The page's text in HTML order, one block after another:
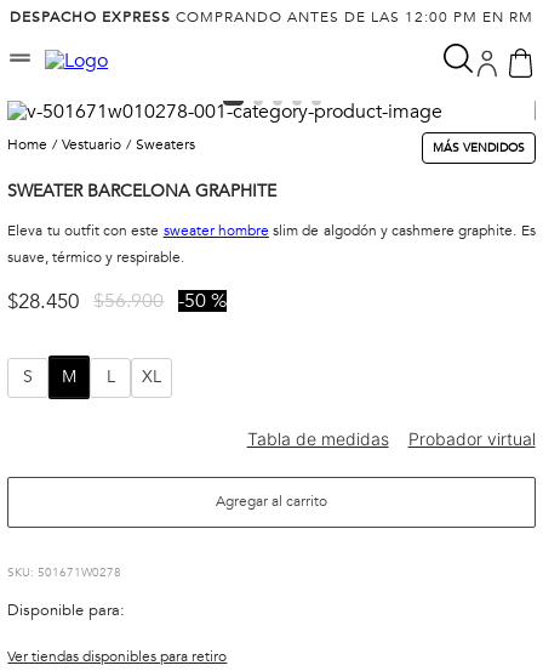
DESPACHO EXPRESS COMPRANDO ANTES DE LAS 12:00 PM EN RM
vestuario sweaters MÁS VENDIDOS
SWEATER BARCELONA GRAPHITE
Eleva tu outfit con este sweater hombre slim de algodón y cashmere graphite. Es
suave, térmico y respirable.
$28.450 $56.900 50 %
S M L XL
Agregar al carrito
: 501671W0278
Disponible para:
Ver tiendas disponibles para retiro